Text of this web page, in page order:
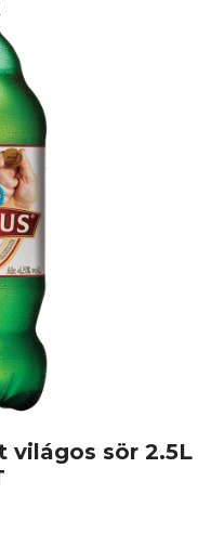
világos sör 2.5L